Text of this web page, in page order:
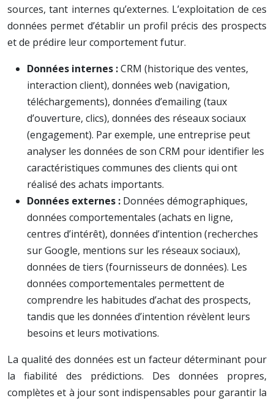
sources, tant internes qu’externes. L’exploitation de ces
données permet d’établir un profil précis des prospects
et de prédire leur comportement futur.
Données internes :CRM (historique des ventes,
interaction client), données web (navigation,
téléchargements), données d’emailing (taux
d’ouverture, clics), données des réseaux sociaux
(engagement). Par exemple, une entreprise peut
analyser les données de son CRM pour identifier les
caractéristiques communes des clients qui ont
réalisé des achats importants.
Données externes : Données démographiques,
données comportementales (achats en ligne,
centres d’intérêt), données d’intention (recherches
sur Google, mentions sur les réseaux sociaux),
données de tiers (fournisseurs de données). Les
données comportementales permettent de
comprendre les habitudes d’achat des prospects,
tandis que les données d’intention révèlent leurs
besoins et leurs motivations.
La qualité des données est un facteur déterminant pour
la fiabilité des prédictions. Des données propres,
complètes et à jour sont indispensables pour garantir la